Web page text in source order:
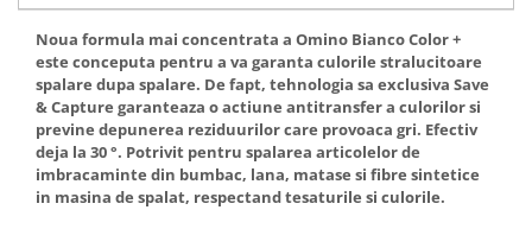
Noua formula mai concentrata a Omino Bianco Color +
este conceputa pentru a va garanta culorile stralucitoare
spalare dupa spalare. De fapt, tehnologia sa exclusiva Save
& Capture garanteaza o actiune antitransfer a culorilor si
previne depunerea reziduurilor care provoaca gri. Efectiv
deja la 30 °. Potrivit pentru spalarea articolelor de
imbracaminte din bumbac, lana, matase si fibre sintetice
in masina de spalat, respectand tesaturile si culorile.